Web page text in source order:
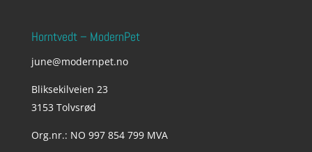
Horntvedt – ModernPet
june@modernpet.no
Bliksekilveien 23
3153 Tolvsrød
Org.nr.: NO 997 854 799 MVA